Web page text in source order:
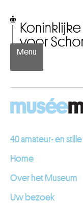
Menu
40 amateur- en
Home
Over het Museum
Uw bezoek